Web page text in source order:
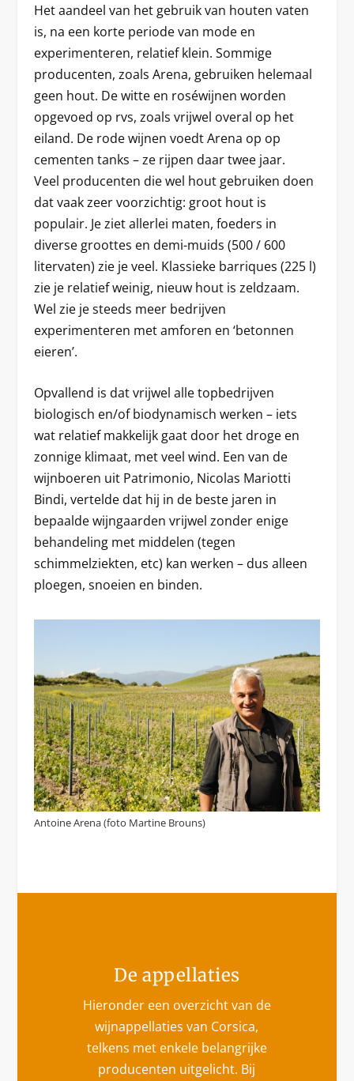
Het aandeel van het gebruik van houten vaten
is, na een korte periode van mode en
experimenteren, relatief klein. Sommige
producenten, zoals Arena, gebruiken helemaal
geen hout. De witte en roséwijnen worden
opgevoed op rvs, zoals vrijwel overal op het
eiland. De rode wijnen voedt Arena op op
cementen tanks – ze rijpen daar twee jaar.
Veel producenten die wel hout gebruiken doen
dat vaak zeer voorzichtig: groot hout is
populair. Je ziet allerlei maten, foeders in
diverse groottes en demi-muids (500 / 600
litervaten) zie je veel. Klassieke barriques (225 l)
zie je relatief weinig, nieuw hout is zeldzaam.
Wel zie je steeds meer bedrijven
experimenteren met amforen en ‘betonnen
eieren’.
Opvallend is dat vrijwel alle topbedrijven
biologisch en/of biodynamisch werken – iets
wat relatief makkelijk gaat door het droge en
zonnige klimaat, met veel wind. Een van de
wijnboeren uit Patrimonio, Nicolas Mariotti
Bindi, vertelde dat hij in de beste jaren in
bepaalde wijngaarden vrijwel zonder enige
behandeling met middelen (tegen
schimmelziekten, etc) kan werken – dus alleen
ploegen, snoeien en binden.
Antoine Arena (foto Martine Brouns)
De appellaties
Hieronder een overzicht van de
wijnappellaties van Corsica,
telkens met enkele belangrijke
producenten uitgelicht. Bij